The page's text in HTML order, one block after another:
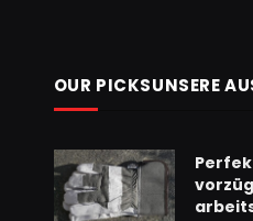
OUR PICKSUNSERE